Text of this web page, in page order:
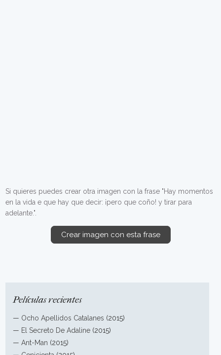
Si quieres puedes crear otra imagen con la frase "Hay momentos
en la vida e que hay que decir: ¡pero que coño! y tirar para
adelante.".
Crear imagen con esta frase
Películas recientes
— Ocho Apellidos Catalanes (2015)
— El Secreto De Adaline (2015)
—Ant-Man (2015)